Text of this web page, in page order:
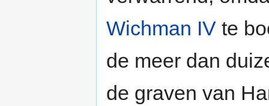
Wichman IV te
de meer dan
de graven van